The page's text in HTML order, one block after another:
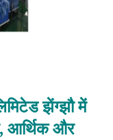
झेंग्झौ में
आर्थिक और